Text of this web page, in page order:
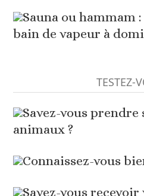
Sauna ou hammam
bain de vapeur à
TESTEZ-
Savez-vous prendre
animaux ?
Connaissez-vous
Savez-vous recevoir